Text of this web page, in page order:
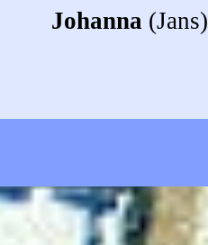
Johanna (Jans)